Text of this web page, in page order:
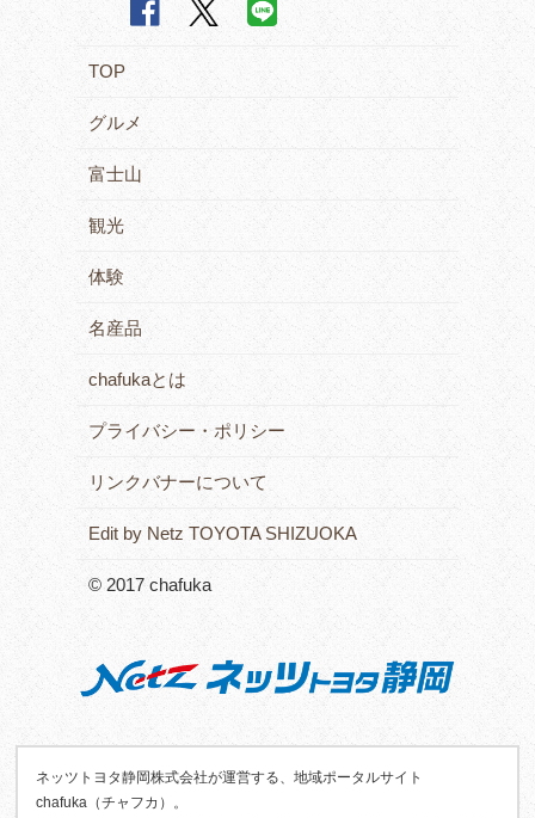
TOP
グルメ
富士山
観光
体験
名産品
chafukaとは
プライバシー・ポリシー
リンクバナーについて
Edit by Netz TOYOTA SHIZUOKA
© 2017 chafuka
ネッツトヨタ静岡株式会社が運営する、地域ポータルサイト
chafuka（チャフカ）。